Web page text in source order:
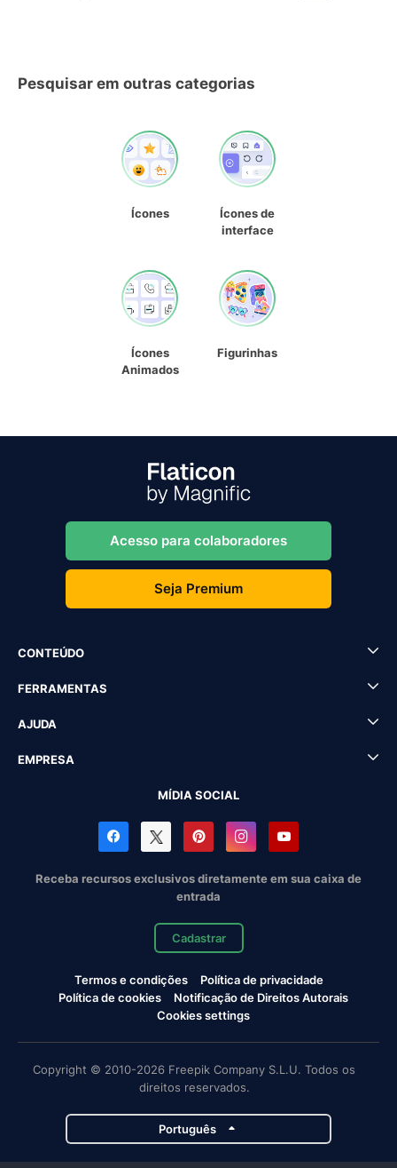
Pesquisar em outras categorias
Ícones
Ícones de
interface
Ícones
Animados
Figurinhas
Acesso para colaboradores
Seja Premium
CONTEÚDO
FERRAMENTAS
AJUDA
EMPRESA
MÍDIA SOCIAL
Receba recursos exclusivos diretamente em sua caixa de
entrada
Cadastrar
Termos e condições
Política de privacidade
Política de cookies
Notificação de Direitos Autorais
Cookies settings
Copyright © 2010-2026 Freepik Company S.L.U. Todos os
direitos reservados.
Português